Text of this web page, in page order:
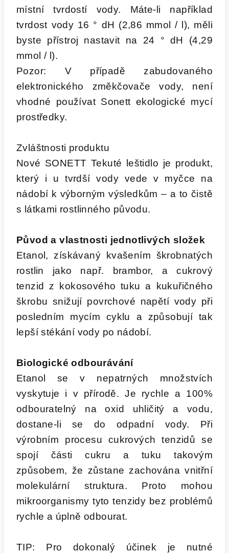
místní tvrdostí vody. Máte-li například
tvrdost vody 16 ° dH (2,86 mmol / l), měli
byste přístroj nastavit na 24 ° dH (4,29
mmol / l).
Pozor: V případě zabudovaného
elektronického změkčovače vody, není
vhodné používat Sonett ekologické mycí
prostředky.
Zvláštnosti produktu
Nové SONETT Tekuté leštidlo je produkt,
který i u tvrdší vody vede v myčce na
nádobí k výborným výsledkům – a to čistě
s látkami rostlinného původu.
Původ a vlastnosti jednotlivých složek
Etanol, získávaný kvašením škrobnatých
rostlin jako např. brambor, a cukrový
tenzid z kokosového tuku a kukuřičného
škrobu snižují povrchové napětí vody při
posledním mycím cyklu a způsobují tak
lepší stékání vody po nádobí.
Biologické odbourávání
Etanol se v nepatrných množstvích
vyskytuje i v přírodě. Je rychle a 100%
odbouratelný na oxid uhličitý a vodu,
dostane-li se do odpadní vody. Při
výrobním procesu cukrových tenzidů se
spojí části cukru a tuku takovým
způsobem, že zůstane zachována vnitřní
molekulární struktura. Proto mohou
mikroorganismy tyto tenzidy bez problémů
rychle a úplně odbourat.
TIP: Pro dokonalý účinek je nutné